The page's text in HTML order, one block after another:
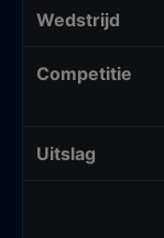
Wedstrijd
Competitie
Uitslag